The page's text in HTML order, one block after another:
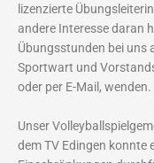
lizenzierte
andere Interesse daran
Übungsstunden bei uns
Sportwart und
oder per E-Mail, wenden.
Unser
dem TV Edingen konnte